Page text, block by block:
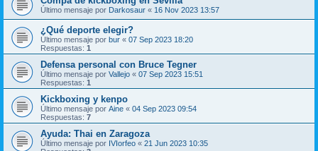
Último mensaje por Darkosaur « 16 Nov 2023 13:57
¿Qué deporte elegir?
Último mensaje por bur « 07 Sep 2023 18:20
Respuestas: 1
Defensa personal con Bruce Tegner
Último mensaje por Vallejo « 07 Sep 2023 15:51
Respuestas: 1
Kickboxing y kenpo
Último mensaje por Aine « 04 Sep 2023 09:54
Respuestas: 7
Ayuda: Thai en Zaragoza
Último mensaje por IVIorfeo « 21 Jun 2023 10:35